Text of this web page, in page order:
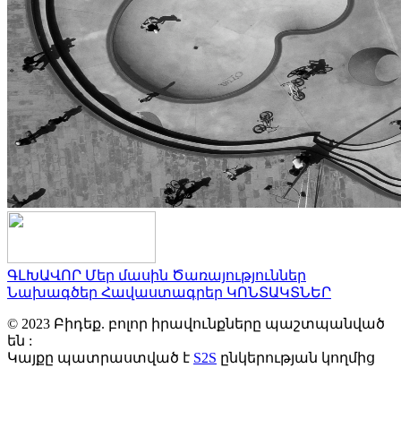
ԳԼԽԱՎՈՐ Մեր մասին Ծառայություններ
Նախագծեր Հավաստագրեր ԿՈՆՏԱԿՏՆԵՐ
© 2023 Բիդեք. բոլոր իրավունքները պաշտպանված
են :
Կայքը պատրաստված է S2S ընկերության կողմից